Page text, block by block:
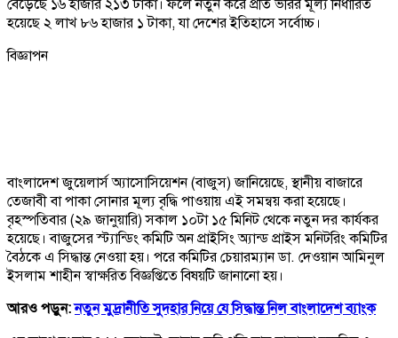
বেড়েছে ১৬ হাজার ২১৩ টাকা। ফলে নতুন করে প্রতি ভরির মূল্য নির্ধারিত
হয়েছে ২ লাখ ৮৬ হাজার ১ টাকা, যা দেশের ইতিহাসে সর্বোচ্চ।
বিজ্ঞাপন
বাংলাদেশ জুয়েলার্স অ্যাসোসিয়েশন (বাজুস) জানিয়েছে, স্থানীয় বাজারে
তেজাবী বা পাকা সোনার মূল্য বৃদ্ধি পাওয়ায় এই সমন্বয় করা হয়েছে।
বৃহস্পতিবার (২৯ জানুয়ারি) সকাল ১০টা ১৫ মিনিট থেকে নতুন দর কার্যকর
হয়েছে। বাজুসের স্ট্যান্ডিং কমিটি অন প্রাইসিং অ্যান্ড প্রাইস মনিটরিং কমিটির
বৈঠকে এ সিদ্ধান্ত নেওয়া হয়। পরে কমিটির চেয়ারম্যান ডা. দেওয়ান আমিনুল
ইসলাম শাহীন স্বাক্ষরিত বিজ্ঞপ্তিতে বিষয়টি জানানো হয়।
আরও পড়ুন:নতুন মুদ্রানীতি সুদহার নিয়ে যে সিদ্ধান্ত নিল বাংলাদেশ ব্যাংক